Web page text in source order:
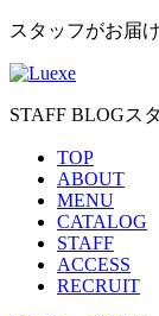
スタッフがお届
STAFF BLOGス
TOP
ABOUT
MENU
CATALOG
STAFF
ACCESS
RECRUIT